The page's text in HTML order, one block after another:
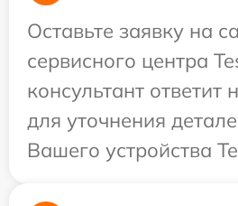
Оставьте заявку на
сервисного центра
консультант
для уточнения
Вашего устройства